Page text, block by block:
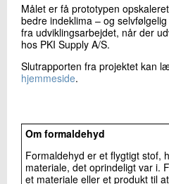
Målet er få prototypen
bedre indeklima – og
fra udviklingsarbejdet, når der
hos PKI Supply A/S.
Slutrapporten fra projektet kan
hjemmeside.
Om formaldehyd
Formaldehyd er et flygtigt stof,
materiale, det oprindeligt var i.
et materiale eller et produkt til